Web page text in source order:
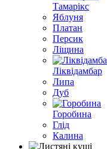
Тамарікс
Яблуня
Платан
Персик
Ліщина
Ліквідамбар
Липа
Дуб
Горобина
Глід
Калина